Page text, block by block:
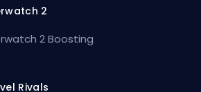
2
2 Boosting
Rivals